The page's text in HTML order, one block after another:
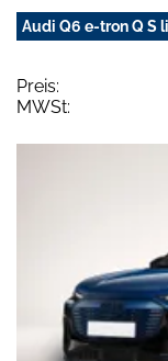
Audi Q6 e-tron Q
Preis:
MWSt: